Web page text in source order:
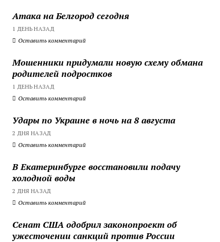
Атака на Белгород сегодня
1 ДЕНЬ НАЗАД
Оставить комментарий
Мошенники придумали новую схему обмана
родителей подростков
1 ДЕНЬ НАЗАД
Оставить комментарий
Удары по Украине в ночь на 8 августа
2 ДНЯ НАЗАД
Оставить комментарий
В Екатеринбурге восстановили подачу
холодной воды
2 ДНЯ НАЗАД
Оставить комментарий
Сенат США одобрил законопроект об
ужесточении санкций против России